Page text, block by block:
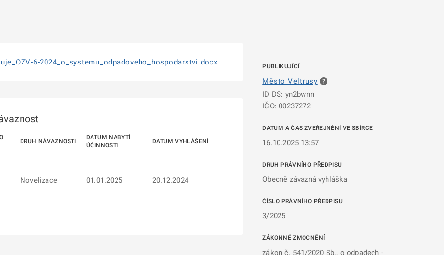
PUBLIKUJÍCÍ
Město Veltrusy
ID DS: yn2bwnn
IČO: 00237272
DATUM A ČAS ZVEŘEJNĚNÍ VE SBÍRCE
16.10.2025 13:57
DRUH PRÁVNÍHO PŘEDPISU
Obecně závazná vyhláška
ČÍSLO PRÁVNÍHO PŘEDPISU
3/2025
ZÁKONNÉ ZMOCNĚNÍ
zákon č. 541/2020 Sb., o odpadech -
6-2024_o_systemu_odpadoveho_hospodarstvi.docx
DRUH NÁVAZNOSTI
DATUM NABYTÍ
ÚČINNOSTI
DATUM VYHLÁŠENÍ
Novelizace 01.01.2025 20.12.2024